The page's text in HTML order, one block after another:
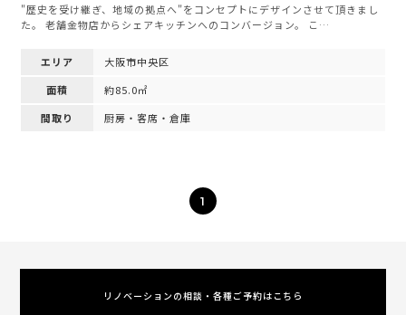
"歴史を受け継ぎ、地域の拠点へ"をコンセプトにデザインさせて頂きまし
た。 老舗金物店からシェアキッチンへのコンバージョン。 こ…
エリア
大阪市中央区
面積
約85.0㎡
間取り
厨房・客席・倉庫
1
リノベーションの相談・各種ご予約はこちら